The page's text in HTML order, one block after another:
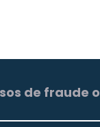
de fraude o